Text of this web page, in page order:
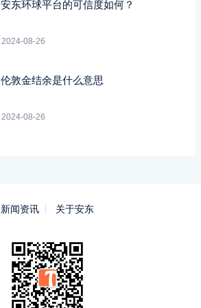
安东环球平台的可信度如何？
2024-08-26
伦敦金结余是什么意思
2024-08-26
新闻资讯 关于安东